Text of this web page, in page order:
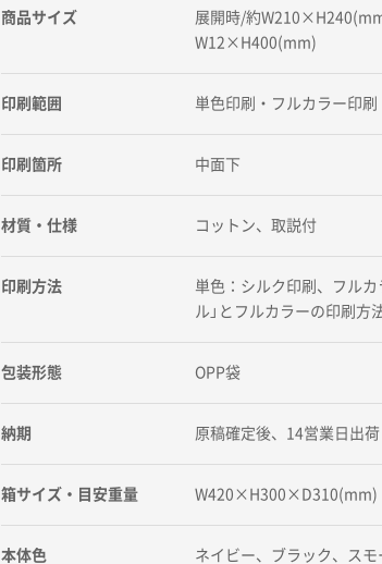
商品サイズ
展開時/約
W12×H400(mm)
印刷範囲 単色印刷・フルカラー印
印刷箇所 中面下
材質・仕様 コットン、取説付
印刷方法
単色：シルク印刷、フル
ル」とフルカラーの印刷方
包装形態 OPP袋
納期 原稿確定後、14営業日出荷
箱サイズ・目安重量
本体色 ネイビー、ブラック、ス